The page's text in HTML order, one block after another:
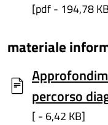
[pdf - 194,78
materiale
percorso
[ - 6,42 KB]